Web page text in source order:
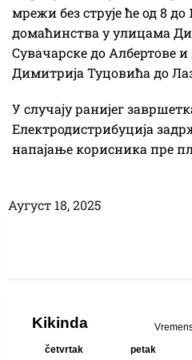
мрежи без струје ће од 8 до
домаћинства у улицама
Сувачарске до Албертове
Димитрија Туцовића до
У случају ранијег
Електродистрибуција
напајање корисника пре
Аугуст 18, 2025